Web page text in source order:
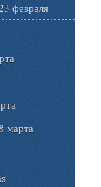
февраля
марта